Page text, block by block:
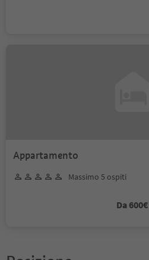
Appartamento
Massimo 5 ospiti
Da 600€